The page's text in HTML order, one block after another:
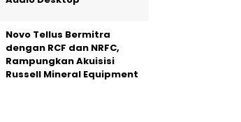
Novo Tellus Bermitra
dengan RCF dan NRFC,
Rampungkan Akuisisi
Russell Mineral Equipment